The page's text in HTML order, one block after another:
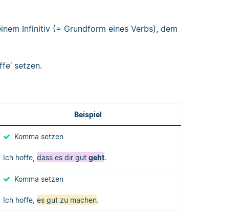
Infinitiv (= Grundform eines Verbs), dem
setzen.
Beispiel
Komma setzen
Ich hoffe, dass es dir gut geht.
Komma setzen
Ich hoffe, es gut zu machen.